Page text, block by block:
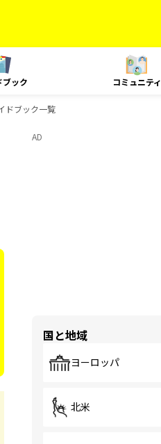
ブック コミュニティ
ドブック一覧
AD
国と地域
ヨーロッパ
北米